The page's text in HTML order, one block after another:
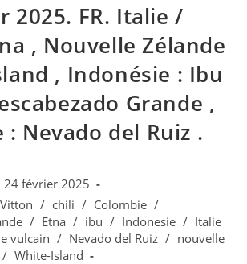
2025. FR. Italie /
, Nouvelle Zélande
, Indonésie : Ibu
Grande ,
: Nevado del Ruiz .
:
24 février 2025
/ chili / Colombie /
/ Etna / ibu / Indonesie / Italie
vulcain / Nevado del Ruiz / nouvelle
/ White-Island